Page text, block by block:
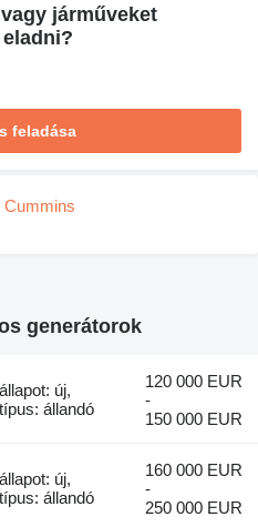
járműveket
feladása
Cummins
generátorok
új,
állandó
120 000 EUR
-
150 000 EUR
új,
állandó
160 000 EUR
-
250 000 EUR